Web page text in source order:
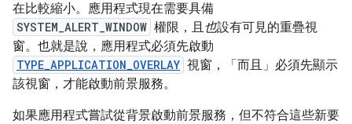
在比較縮小。應用程式現在需要具備
SYSTEM_ALERT_WINDOW 權限，且也設有可見的重疊視
窗。也就是說，應用程式必須先啟動
TYPE_APPLICATION_OVERLAY 視窗，「而且」 必須先顯示
該視窗，才能啟動前景服務。
如果應用程式嘗試從背景啟動前景服務，但不符合這些新要